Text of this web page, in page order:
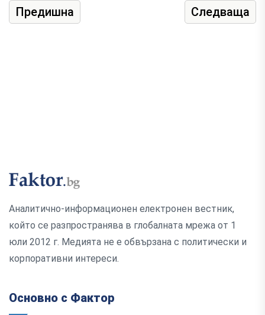
Предишна Следваща
Аналитично-информационен електронен вестник,
който се разпространява в глобалната мрежа от 1
юли 2012 г. Медията не е обвързана с политически и
корпоративни интереси.
Основно с Фактор